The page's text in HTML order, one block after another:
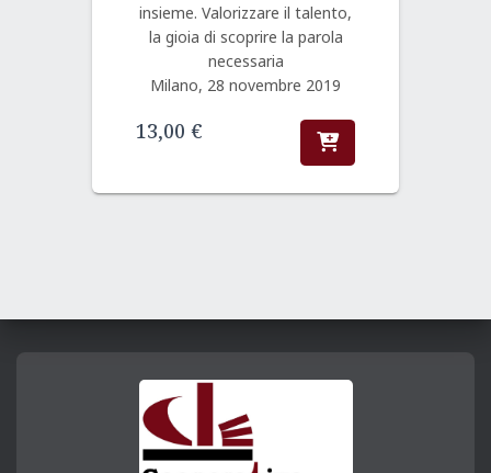
insieme. Valorizzare il talento,
la gioia di scoprire la parola
necessaria
Milano, 28 novembre 2019
13,00 €